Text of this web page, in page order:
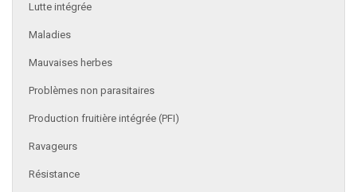
Lutte intégrée
Maladies
Mauvaises herbes
Problèmes non parasitaires
Production fruitière intégrée (PFI)
Ravageurs
Résistance